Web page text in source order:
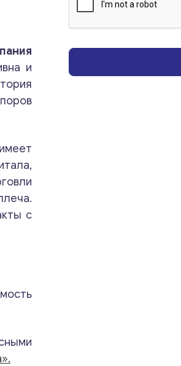
Консультация
нам запрос, и мы свяжемся с вами в
ближайшее время.
*
и
с